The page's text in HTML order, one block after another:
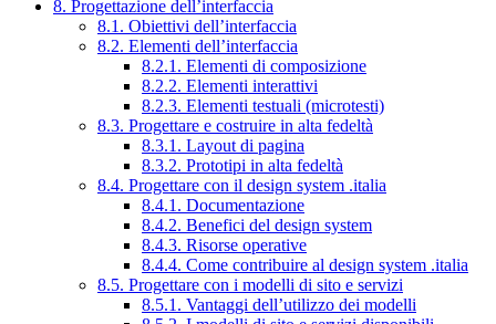
8. Progettazione dell’interfaccia
8.1. Obiettivi dell’interfaccia
8.2. Elementi dell’interfaccia
8.2.1. Elementi di composizione
8.2.2. Elementi interattivi
8.2.3. Elementi testuali (microtesti)
8.3. Progettare e costruire in alta fedeltà
8.3.1. Layout di pagina
8.3.2. Prototipi in alta fedeltà
8.4. Progettare con il design system .italia
8.4.1. Documentazione
8.4.2. Benefici del design system
8.4.3. Risorse operative
8.4.4. Come contribuire al design system .italia
8.5. Progettare con i modelli di sito e servizi
8.5.1. Vantaggi dell’utilizzo dei modelli